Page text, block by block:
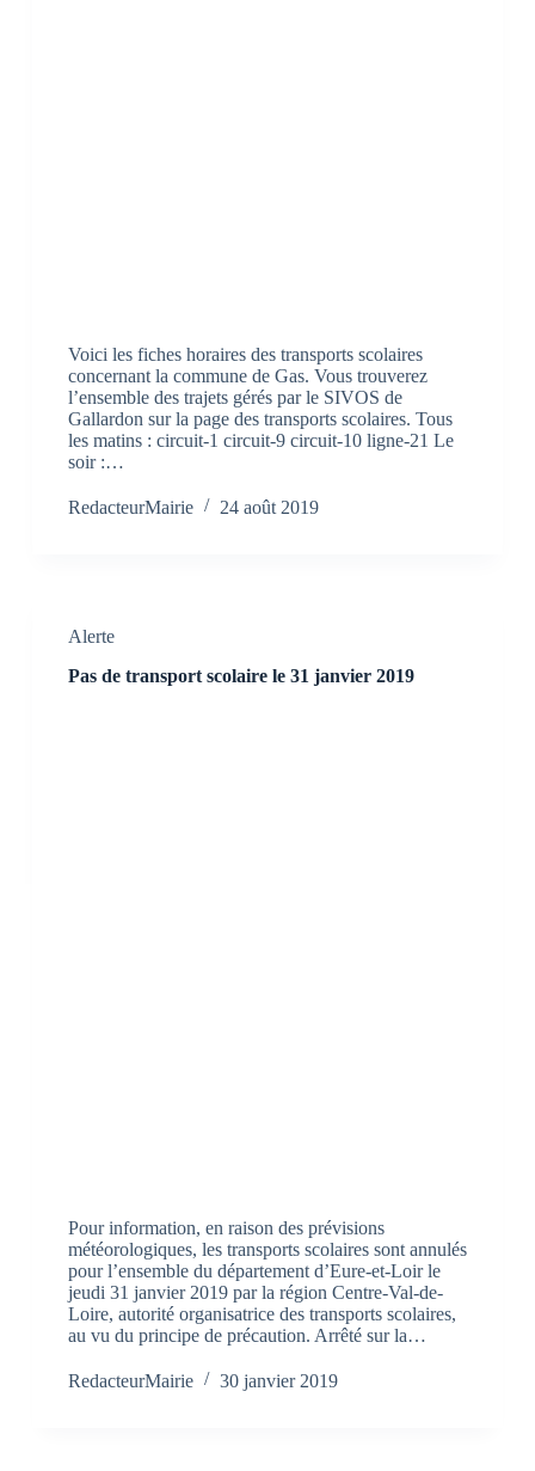
Voici les fiches horaires des transports scolaires
concernant la commune de Gas. Vous trouverez
l’ensemble des trajets gérés par le SIVOS de
Gallardon sur la page des transports scolaires. Tous
les matins : circuit-1 circuit-9 circuit-10 ligne-21 Le
soir :…
RedacteurMairie 24 août 2019
Alerte
Pas de transport scolaire le 31 janvier 2019
Pour information, en raison des prévisions
météorologiques, les transports scolaires sont annulés
pour l’ensemble du département d’Eure-et-Loir le
jeudi 31 janvier 2019 par la région Centre-Val-de-
Loire, autorité organisatrice des transports scolaires,
au vu du principe de précaution. Arrêté sur la…
RedacteurMairie 30 janvier 2019